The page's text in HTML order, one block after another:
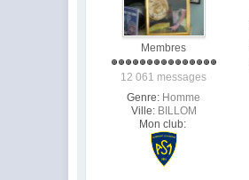
Membres
12 061 messages
Genre: Homme
Ville: BILLOM
Mon club: